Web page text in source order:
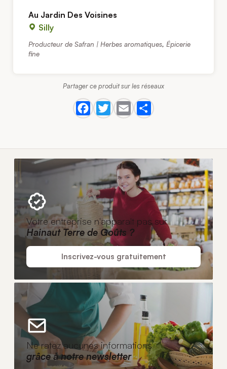
Au Jardin Des Voisines
Silly
Producteur de Safran | Herbes aromatiques, Épicerie
fine
Partager ce produit sur les réseaux
Votre entreprise n'apparaît pas sur
Hainaut Terre de Goûts ?
Inscrivez-vous gratuitement
Ne ratez aucunes informations
grâce à notre newsletter